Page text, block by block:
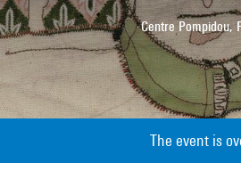
Centre Pompidou,
The event is